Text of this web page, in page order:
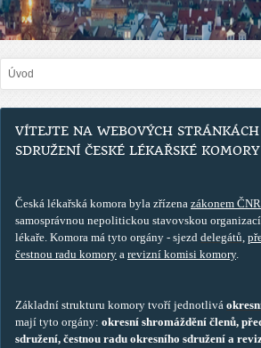
Úvod
VÍTEJTE NA WEBOVÝCH
SDRUŽENÍ ČESKÉ LÉKAŘSKÉ
Česká lékařská komora byla zřízena zákonem
samosprávnou nepolitickou stavovskou
lékaře. Komora má tyto orgány - sjezd delegátů,
čestnou radu komory a revizní komisi komory.
Základní strukturu komory tvoří jednotlivá
mají tyto orgány: okresní shromáždění členů,
sdružení, čestnou radu okresního sdružení a